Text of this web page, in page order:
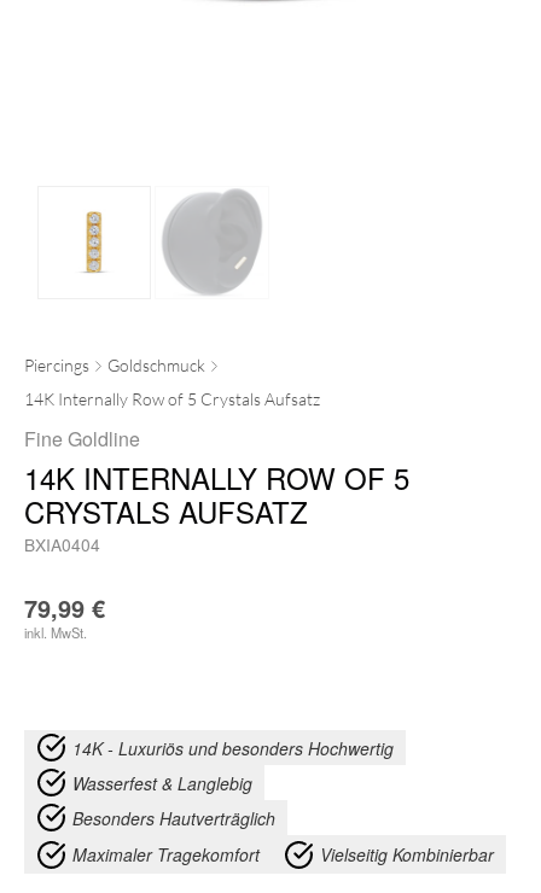
Piercings
Goldschmuck
14K Internally Row of 5 Crystals Aufsatz
Fine Goldline
14K INTERNALLY ROW OF 5
CRYSTALS AUFSATZ
BXIA0404
79,99 €
inkl. MwSt.
14K - Luxuriös und besonders Hochwertig
Wasserfest & Langlebig
Besonders Hautverträglich
Maximaler Tragekomfort
Vielseitig Kombinierbar